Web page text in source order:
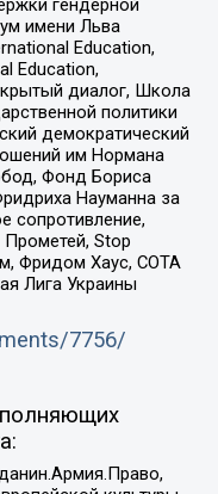
гендерной
имени Льва
Education,
Education,
диалог, Школа
политики
демократический
им Нормана
Фонд Бориса
Науманна за
сопротивление,
Прометей, Stop
Фридом Хаус, СОТА
Лига Украины
7756/